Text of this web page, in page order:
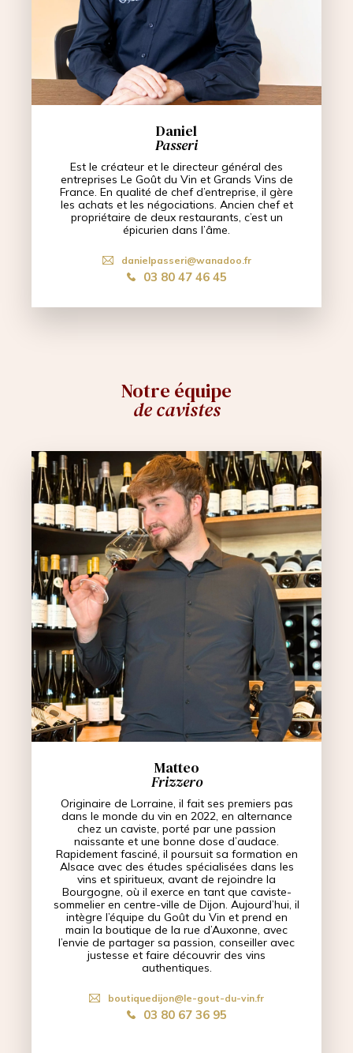
Daniel
Passeri
Est le créateur et le directeur général des
entreprises Le Goût du Vin et Grands Vins de
France. En qualité de chef d’entreprise, il gère
les achats et les négociations. Ancien chef et
propriétaire de deux restaurants, c’est un
épicurien dans l’âme.
danielpasseri@wanadoo.fr
03 80 47 46 45
Notre équipe
de cavistes
Matteo
Frizzero
Originaire de Lorraine, il fait ses premiers pas
dans le monde du vin en 2022, en alternance
chez un caviste, porté par une passion
naissante et une bonne dose d’audace.
Rapidement fasciné, il poursuit sa formation en
Alsace avec des études spécialisées dans les
vins et spiritueux, avant de rejoindre la
Bourgogne, où il exerce en tant que caviste-
sommelier en centre-ville de Dijon. Aujourd’hui, il
intègre l’équipe du Goût du Vin et prend en
main la boutique de la rue d’Auxonne, avec
l’envie de partager sa passion, conseiller avec
justesse et faire découvrir des vins
authentiques.
boutiquedijon@le-gout-du-vin.fr
03 80 67 36 95